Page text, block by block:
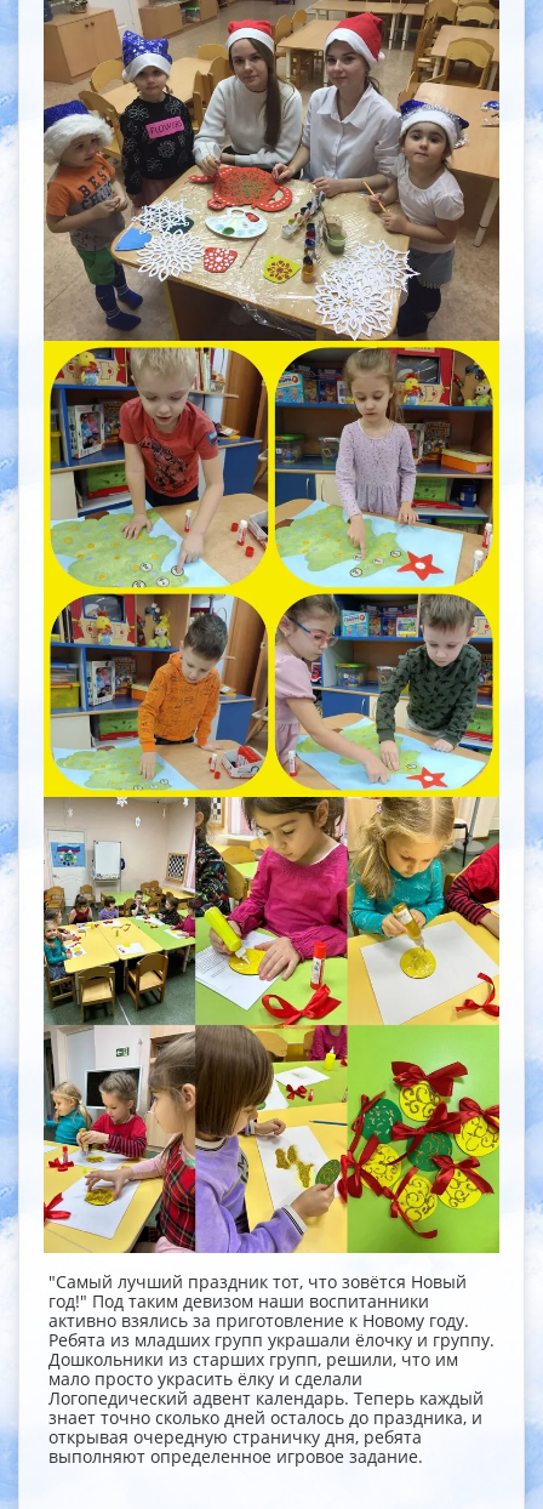
"Самый лучший праздник тот, что зовётся Новый
год!" Под таким девизом наши воспитанники
активно взялись за приготовление к Новому году.
Ребята из младших групп украшали ёлочку и группу.
Дошкольники из старших групп, решили, что им
мало просто украсить ёлку и сделали
Логопедический адвент календарь. Теперь каждый
знает точно сколько дней осталось до праздника, и
открывая очередную страничку дня, ребята
выполняют определенное игровое задание.